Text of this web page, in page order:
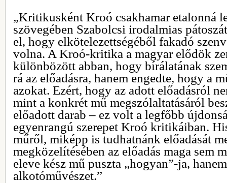
„Kritikusként Kroó csakhamar etalonná
szövegében Szabolcsi irodalmias
el, hogy elkötelezettségéből fakadó
volna. A Kroó-kritika a magyar elődök
különbözött abban, hogy bírálatának
rá az előadásra, hanem engedte, hogy a
azokat. Ezért, hogy az adott előadásról
mint a konkrét mű megszólaltatásáról
előadott darab – ez volt a legfőbb
egyenrangú szerepet Kroó kritikáiban.
műről, miképp is tudhatnánk előadását
megközelítésében az előadás maga sem
eleve kész mű puszta „hogyan”-ja,
alkotóművészet.”